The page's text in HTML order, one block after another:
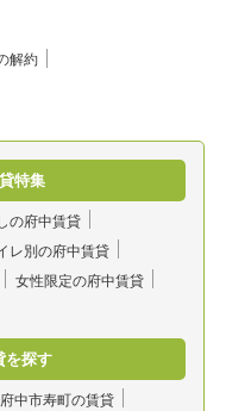
解約
特集
の府中賃貸
レ別の府中賃貸
女性限定の府中賃貸
を探す
府中市寿町の賃貸